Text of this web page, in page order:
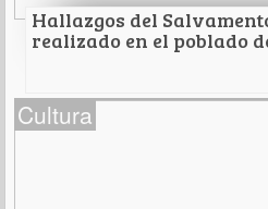
Leer
Hallazgos del
realizado en el poblado
Hallazgos del
realizado en el
Cultura